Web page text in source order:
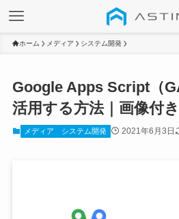
ホーム メディア システム開発
Google Apps Script（
活用する方法｜画像付
メディア システム開発 2021年6月3日